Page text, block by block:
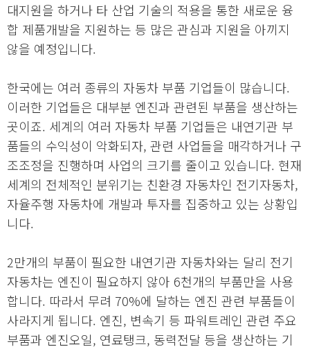
대지원을 하거나 타 산업 기술의 적용을 통한 새로운 융
합 제품개발을 지원하는 등 많은 관심과 지원을 아끼지
않을 예정입니다.
한국에는 여러 종류의 자동차 부품 기업들이 많습니다.
이러한 기업들은 대부분 엔진과 관련된 부품을 생산하는
곳이죠. 세계의 여러 자동차 부품 기업들은 내연기관 부
품들의 수익성이 악화되자, 관련 사업들을 매각하거나 구
조조정을 진행하며 사업의 크기를 줄이고 있습니다. 현재
세계의 전체적인 분위기는 친환경 자동차인 전기자동차,
자율주행 자동차에 개발과 투자를 집중하고 있는 상황입
니다.
2만개의 부품이 필요한 내연기관 자동차와는 달리 전기
자동차는 엔진이 필요하지 않아 6천개의 부품만을 사용
합니다. 따라서 무려 70%에 달하는 엔진 관련 부품들이
사라지게 됩니다. 엔진, 변속기 등 파워트레인 관련 주요
부품과 엔진오일, 연료탱크, 동력전달 등을 생산하는 기